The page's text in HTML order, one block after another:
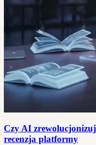
Czy AI
recenzja platformy